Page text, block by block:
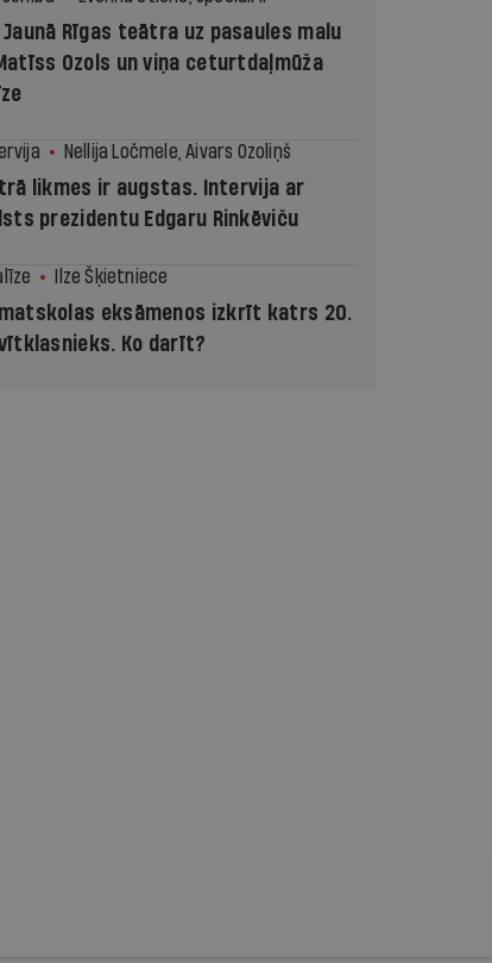
Jaunā Rīgas teātra uz pasaules malu
Ozols un viņa ceturtdaļmūža
Nellija Ločmele, Aivars Ozoliņš
likmes ir augstas. Intervija ar
prezidentu Edgaru Rinkēviču
Ilze Šķietniece
eksāmenos izkrīt katrs 20.
Ko darīt?